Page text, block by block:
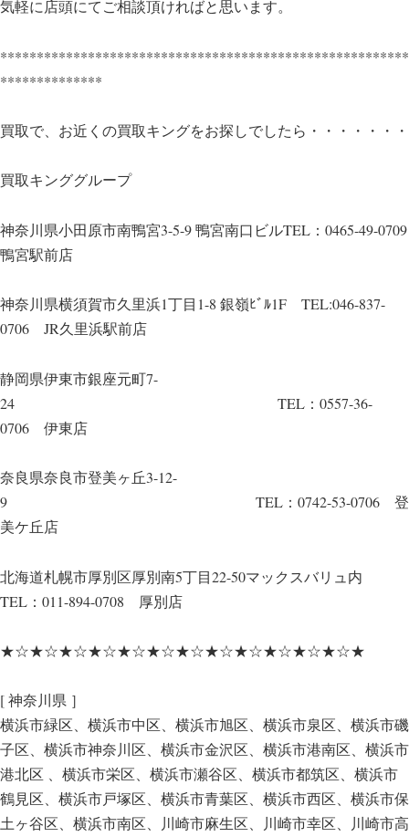
気軽に店頭にてご相談頂ければと思います。
********************************************************
**************
買取で、お近くの買取キングをお探しでしたら・・・・・・・
買取キンググループ
神奈川県小田原市南鴨宮3-5-9 鴨宮南口ビルTEL：0465-49-0709
鴨宮駅前店
神奈川県横須賀市久里浜1丁目1-8 銀嶺ﾋﾞﾙ1F TEL:046-837-
0706 JR久里浜駅前店
静岡県伊東市銀座元町7-
24 TEL：0557-36-
0706 伊東店
奈良県奈良市登美ヶ丘3-12-
9 TEL：0742-53-0706 登
美ケ丘店
北海道札幌市厚別区厚別南5丁目22-50マックスバリュ内
TEL：011-894-0708 厚別店
★☆★☆★☆★☆★☆★☆★☆★☆★☆★☆★☆★☆★
[ 神奈川県 ］
横浜市緑区、横浜市中区、横浜市旭区、横浜市泉区、横浜市磯
子区、横浜市神奈川区、横浜市金沢区、横浜市港南区、横浜市
港北区 、横浜市栄区、横浜市瀬谷区、横浜市都筑区、横浜市
鶴見区、横浜市戸塚区、横浜市青葉区、横浜市西区、横浜市保
土ヶ谷区、横浜市南区、川崎市麻生区、川崎市幸区、川崎市高